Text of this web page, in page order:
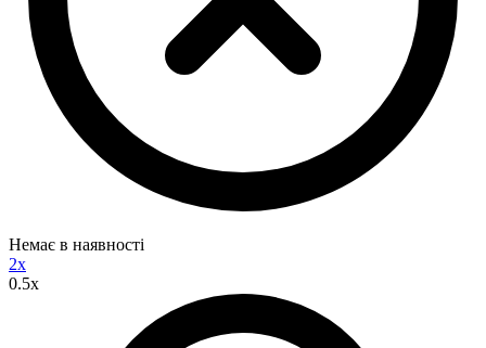
Немає в наявності
2x
0.5x